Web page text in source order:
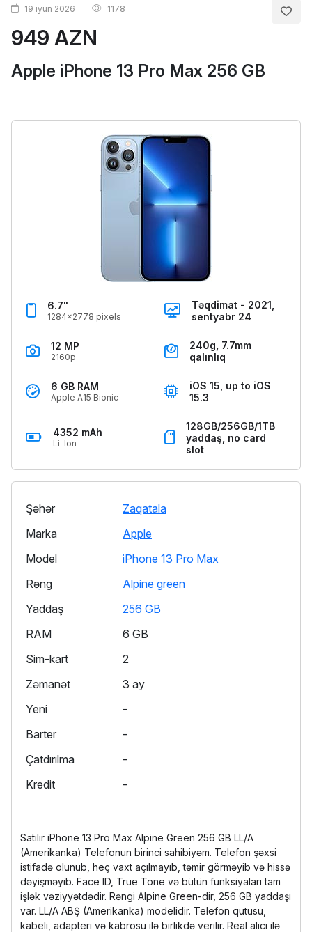
949 AZN
Apple iPhone 13 Pro Max 256 GB
19 iyun 2026 1178
6.7"
1284x2778 pixels
Təqdimat - 2021,
sentyabr 24
12 MP
2160p
240g, 7.7mm
qalınlıq
6 GB RAM
Apple A15 Bionic
iOS 15, up to iOS
15.3
4352 mAh
Li-Ion
128GB/256GB/1TB
yaddaş, no card
slot
Şəhər
Zaqatala
Marka
Apple
Model
iPhone 13 Pro Max
Rəng
Alpine green
Yaddaş
256 GB
RAM
6 GB
Sim-kart
2
Zəmanət
3 ay
Yeni
-
Barter
-
Çatdırılma
-
Kredit
-
Satılır iPhone 13 Pro Max Alpine Green 256 GB LL/A
(Amerikanka) Telefonun birinci sahibiyəm. Telefon şəxsi
istifadə olunub, heç vaxt açılmayıb, təmir görməyib və hissə
dəyişməyib. Face ID, True Tone və bütün funksiyaları tam
işlək vəziyyətdədir. Rəngi Alpine Green-dir, 256 GB yaddaşı
var. LL/A ABŞ (Amerikanka) modelidir. Telefon qutusu,
kabeli, adapteri və kabrosu ilə birlikdə verilir. Real alıcı ilə